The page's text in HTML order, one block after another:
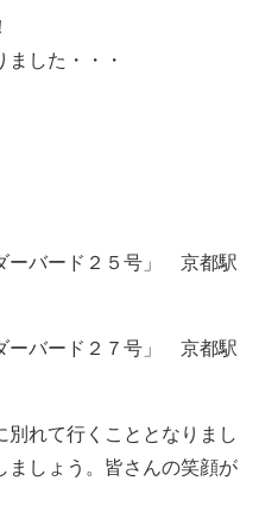
した・・・
ーバード２５号」 京都駅
ーバード２７号」 京都駅
れて行くこととなりまし
ましょう。皆さんの笑顔が